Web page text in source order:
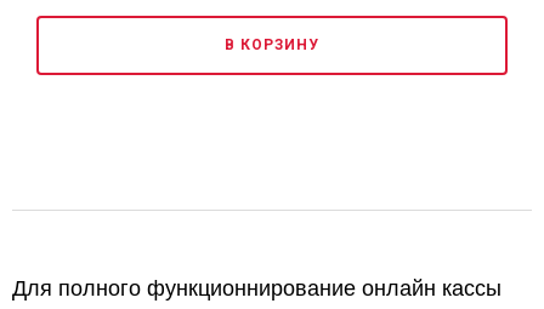
В КОРЗИНУ
Для полного функционнирование онлайн кассы